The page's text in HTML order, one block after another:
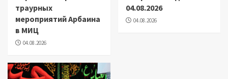
траурных
мероприятий Арбаина
в МИЦ
04.08.2026
04.08.2026
04.08.2026